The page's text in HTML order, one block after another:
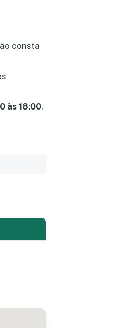
consta
às 18:00.